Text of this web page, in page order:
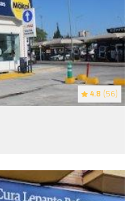
4.8 (56)